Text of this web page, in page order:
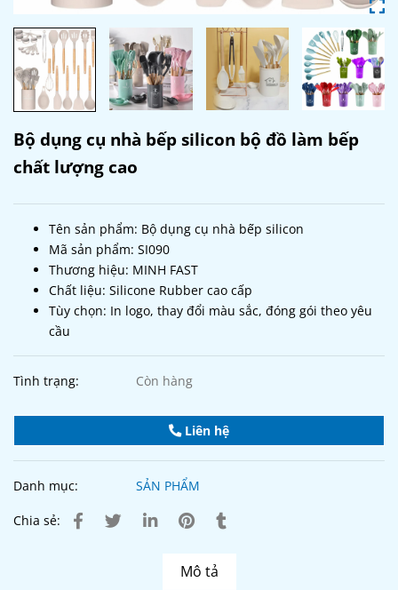
Bộ dụng cụ nhà bếp silicon bộ đồ làm bếp
chất lượng cao
Tên sản phẩm: Bộ dụng cụ nhà bếp silicon
Mã sản phẩm: SI090
Thương hiệu: MINH FAST
Chất liệu: Silicone Rubber cao cấp
Tùy chọn: In logo, thay đổi màu sắc, đóng gói theo yêu
cầu
Tình trạng: Còn hàng
Liên hệ
Danh mục: SẢN PHẨM
Chia sẻ:
Mô tả